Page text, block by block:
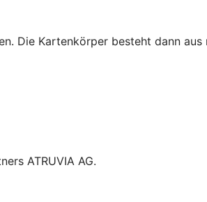
Die Kartenkörper besteht dann aus
ATRUVIA AG.